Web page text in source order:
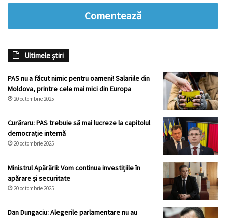
Comentează
Ultimele știri
PAS nu a făcut nimic pentru oameni! Salariile din
Moldova, printre cele mai mici din Europa
20 octombrie 2025
Curăraru: PAS trebuie să mai lucreze la capitolul
democrație internă
20 octombrie 2025
Ministrul Apărării: Vom continua investițiile în
apărare și securitate
20 octombrie 2025
Dan Dungaciu: Alegerile parlamentare nu au